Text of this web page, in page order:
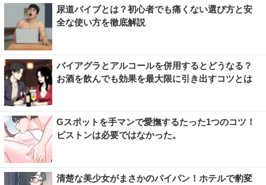
尿道バイブとは？初心者でも痛くない選び方と安
全な使い方を徹底解説
バイアグラとアルコールを併用するとどうなる？
お酒を飲んでも効果を最大限に引き出すコツとは
Gスポットを手マンで愛撫するたった1つのコツ！
ピストンは必要ではなかった。
清楚な美少女がまさかのパイパン！ホテルで豹変